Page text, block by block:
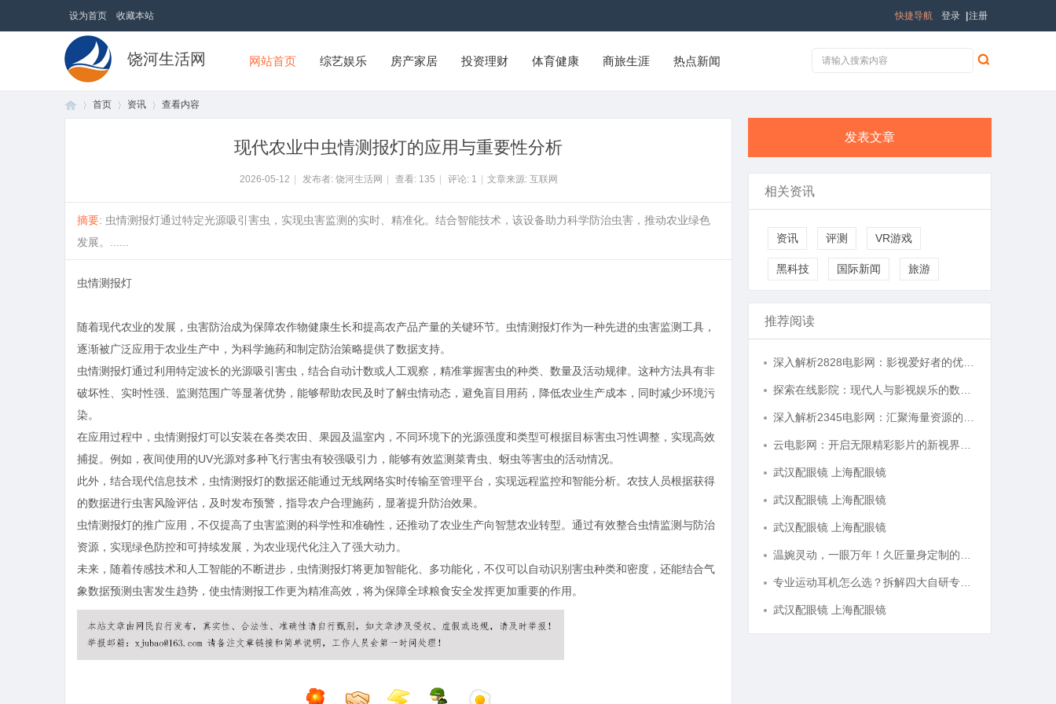
设为首页 收藏本站 登录 注册
快捷导航
饶河生活网 网站首页 综艺娱乐 房产家居 投资理财 体育健康 商旅生涯 热点新闻
首页 资讯 查看内容
现代农业中虫情测报灯的应用与重要性分析
2026-05-12 发布者: 饶河生活网 查看: 135 评论: 1 文章来源: 互联网
摘要: 虫情测报灯通过特定光源吸引害虫，实现虫害监测的实时、精准化。结合智能技术，该设备助力科学防治虫害，推动农业绿色
发展。......
虫情测报灯
随着现代农业的发展，虫害防治成为保障农作物健康生长和提高农产品产量的关键环节。虫情测报灯作为一种先进的虫害监测工具，
逐渐被广泛应用于农业生产中，为科学施药和制定防治策略提供了数据支持。
虫情测报灯通过利用特定波长的光源吸引害虫，结合自动计数或人工观察，精准掌握害虫的种类、数量及活动规律。这种方法具有非
破坏性、实时性强、监测范围广等显著优势，能够帮助农民及时了解虫情动态，避免盲目用药，降低农业生产成本，同时减少环境污
染。
在应用过程中，虫情测报灯可以安装在各类农田、果园及温室内，不同环境下的光源强度和类型可根据目标害虫习性调整，实现高效
捕捉。例如，夜间使用的UV光源对多种飞行害虫有较强吸引力，能够有效监测菜青虫、蚜虫等害虫的活动情况。
此外，结合现代信息技术，虫情测报灯的数据还能通过无线网络实时传输至管理平台，实现远程监控和智能分析。农技人员根据获得
的数据进行虫害风险评估，及时发布预警，指导农户合理施药，显著提升防治效果。
虫情测报灯的推广应用，不仅提高了虫害监测的科学性和准确性，还推动了农业生产向智慧农业转型。通过有效整合虫情监测与防治
资源，实现绿色防控和可持续发展，为农业现代化注入了强大动力。
未来，随着传感技术和人工智能的不断进步，虫情测报灯将更加智能化、多功能化，不仅可以自动识别害虫种类和密度，还能结合气
象数据预测虫害发生趋势，使虫情测报工作更为精准高效，将为保障全球粮食安全发挥更加重要的作用。
发表文章
相关资讯
资讯 评测 VR游戏
黑科技 国际新闻 旅游
推荐阅读
武汉配眼镜 上海配眼镜
武汉配眼镜 上海配眼镜
武汉配眼镜 上海配眼镜
武汉配眼镜 上海配眼镜